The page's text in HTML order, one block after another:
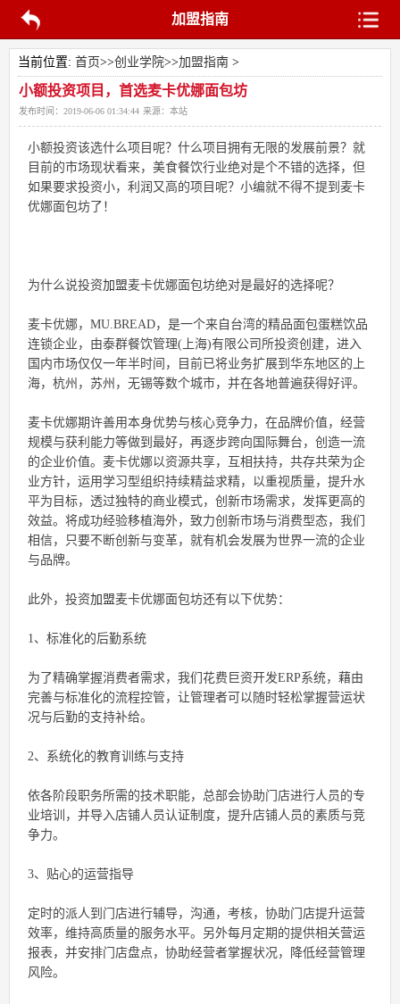
加盟指南
当前位置: 首页>>创业学院>>加盟指南>
小额投资项目，首选麦卡优娜面包坊
发布时间： 2019-06-06 01:34:44 来源： 本站
小额投资该选什么项目呢？什么项目拥有无限的发展前景？就
目前的市场现状看来，美食餐饮行业绝对是个不错的选择，但
如果要求投资小，利润又高的项目呢？小编就不得不提到麦卡
优娜面包坊了！
为什么说投资加盟麦卡优娜面包坊绝对是最好的选择呢？
麦卡优娜，MU.BREAD，是一个来自台湾的精品面包蛋糕饮品
连锁企业，由泰群餐饮管理(上海)有限公司所投资创建，进入
国内市场仅仅一年半时间，目前已将业务扩展到华东地区的上
海，杭州，苏州，无锡等数个城市，并在各地普遍获得好评。
麦卡优娜期许善用本身优势与核心竞争力，在品牌价值，经营
规模与获利能力等做到最好，再逐步跨向国际舞台，创造一流
的企业价值。麦卡优娜以资源共享，互相扶持，共存共荣为企
业方针，运用学习型组织持续精益求精，以重视质量，提升水
平为目标，透过独特的商业模式，创新市场需求，发挥更高的
效益。将成功经验移植海外，致力创新市场与消费型态，我们
相信，只要不断创新与变革，就有机会发展为世界一流的企业
与品牌。
此外，投资加盟麦卡优娜面包坊还有以下优势：
1、标准化的后勤系统
为了精确掌握消费者需求，我们花费巨资开发ERP系统，藉由
完善与标准化的流程控管，让管理者可以随时轻松掌握营运状
况与后勤的支持补给。
2、系统化的教育训练与支持
依各阶段职务所需的技术职能，总部会协助门店进行人员的专
业培训，并导入店铺人员认证制度，提升店铺人员的素质与竞
争力。
3、贴心的运营指导
定时的派人到门店进行辅导，沟通，考核，协助门店提升运营
效率，维持高质量的服务水平。另外每月定期的提供相关营运
报表，并安排门店盘点，协助经营者掌握状况，降低经营管理
风险。